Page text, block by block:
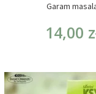
Garam
14,00